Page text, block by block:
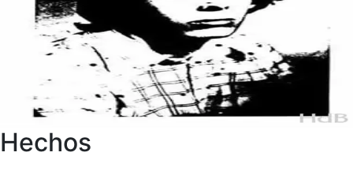
Hechos